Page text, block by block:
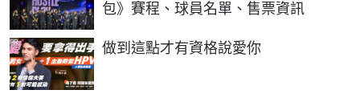
包》賽程、球員名單、售票資訊
做到這點才有資格說愛你
PR